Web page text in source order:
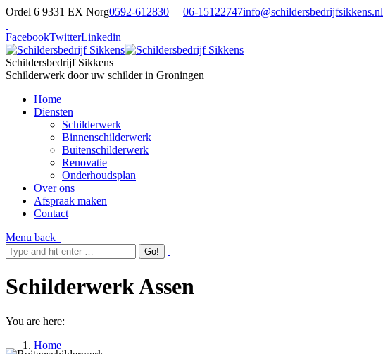
Ordel 6 9331 EX Norg0592-612830 06-15122747info@schildersbedrijfsikkens.nl
FacebookTwitterLinkedin
Schildersbedrijf Sikkens
Schilderwerk door uw schilder in Groningen
Home
Diensten
Schilderwerk
Binnenschilderwerk
Buitenschilderwerk
Renovatie
Onderhoudsplan
Over ons
Afspraak maken
Contact
Menu back
Schilderwerk Assen
You are here:
Home